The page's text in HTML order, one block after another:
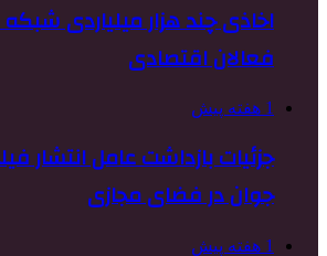
اخاذی چند هزار میلیاردی شبکه
فعالان اقتصادی
1 هفته پیش
جزئیات بازداشت عامل انتشار
جوان در فضای مجازی
1 هفته پیش